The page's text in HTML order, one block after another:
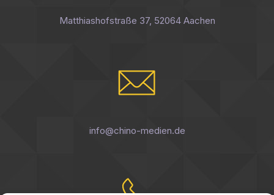
Matthiashofstraße 37, 52064 Aachen
info@chino-medien.de